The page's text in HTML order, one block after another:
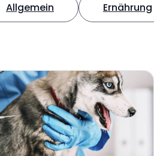
Allgemein Ernährung